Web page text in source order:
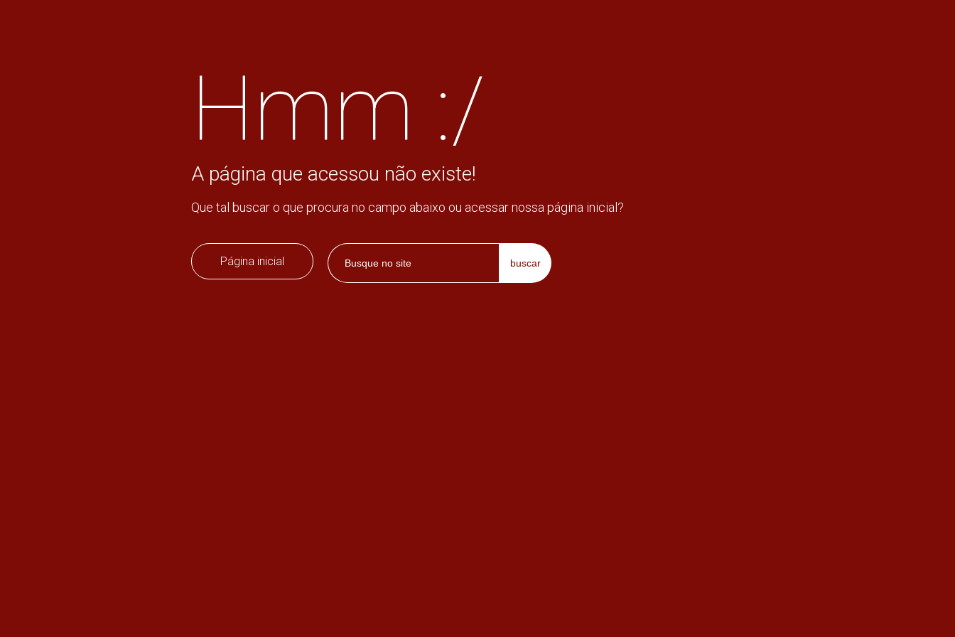
Hmm :/
A página que acessou não existe!
Que tal buscar o que procura no campo abaixo ou acessar nossa página inicial?
Página inicial